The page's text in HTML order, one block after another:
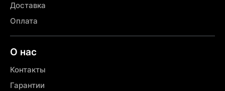
Доставка
Оплата
О нас
Контакты
Гарантии